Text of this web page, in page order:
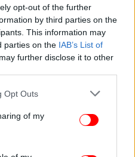
opt-out of the further
by third parties on the
This information may
parties on the IAB’s List of
further disclose it to other
uses one or more Google
behaviour. You may click to
and its third-party tags to
purposes in below Google
Opt Outs
of my
θα εξοικονομηθούν από
ζημιογόνων
και η
δημάρχων με στόχο
συνεργατών